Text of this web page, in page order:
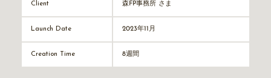
Client 森FP事務所 さま
Launch Date 2023年11月
Creation Time 8週間